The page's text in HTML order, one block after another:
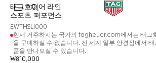
검색 열기
태그호이어 라인
스포츠 퍼포먼스
EWTHSLI000
현재 거주하시는 국가의 tagheuer.com에서는 태그
을 구매하실 수 없습니다. 전 세계 일부 안경점에서 태
품을 만나보실 수 있습니다.
₩810,000